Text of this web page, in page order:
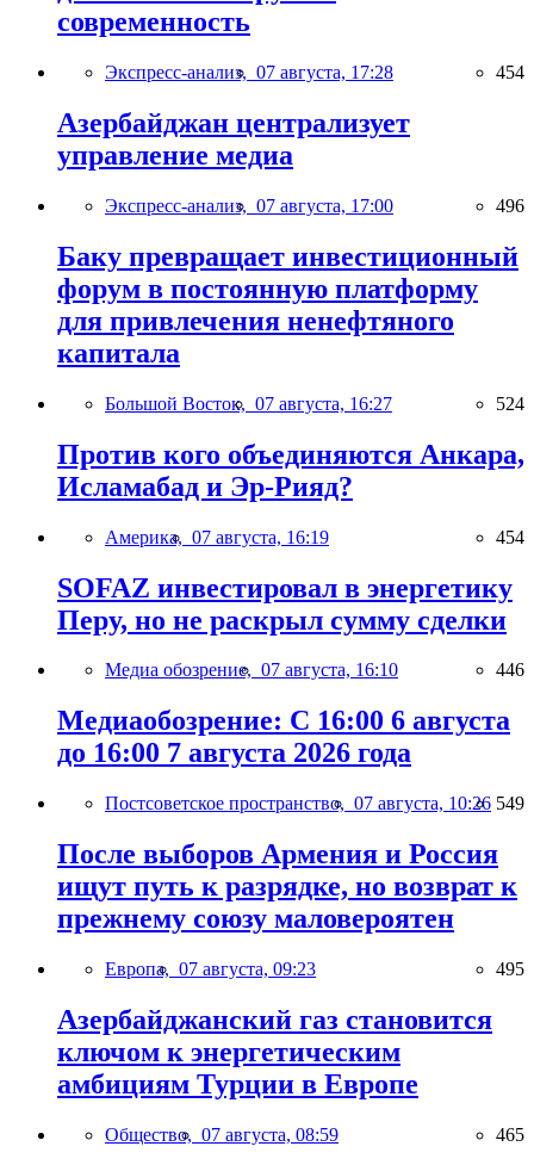
современность
Экспресс-анализ, 07 августа, 17:28 454
Азербайджан централизует
управление медиа
Экспресс-анализ, 07 августа, 17:00 496
Баку превращает инвестиционный
форум в постоянную платформу
для привлечения ненефтяного
капитала
Большой Восток, 07 августа, 16:27 524
Против кого объединяются Анкара,
Исламабад и Эр-Рияд?
Америка, 07 августа, 16:19 454
SOFAZ инвестировал в энергетику
Перу, но не раскрыл сумму сделки
Медиа обозрение, 07 августа, 16:10 446
Медиаобозрение: С 16:00 6 августа
до 16:00 7 августа 2026 года
Постсоветское пространство, 07 августа, 10:26 549
После выборов Армения и Россия
ищут путь к разрядке, но возврат к
прежнему союзу маловероятен
Европа, 07 августа, 09:23 495
Азербайджанский газ становится
ключом к энергетическим
амбициям Турции в Европе
Общество, 07 августа, 08:59 465